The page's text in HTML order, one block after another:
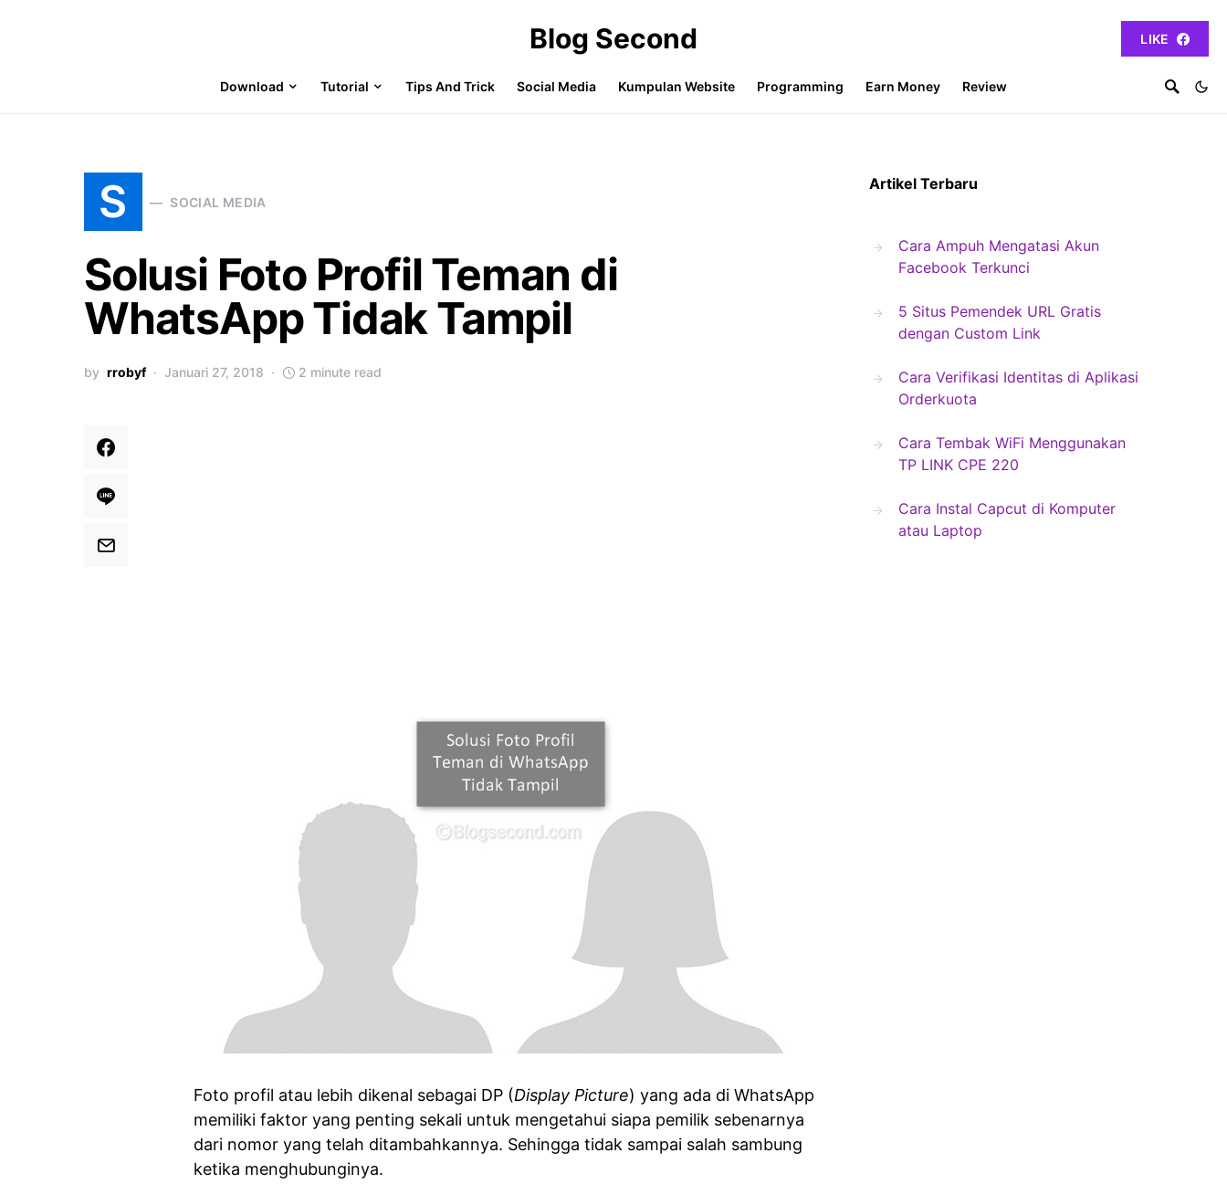
Blog Second LIKE
Download Tutorial Tips And Trick Social Media Kumpulan Website Programming Earn Money Review
S SOCIAL MEDIA
Solusi Foto Profil Teman di
WhatsApp Tidak Tampil
by rrobyf Januari 27, 2018 2 minute read
Foto profil atau lebih dikenal sebagai DP (Display Picture) yang ada di WhatsApp
memiliki faktor yang penting sekali untuk mengetahui siapa pemilik sebenarnya
dari nomor yang telah ditambahkannya. Sehingga tidak sampai salah sambung
ketika menghubunginya.
Artikel Terbaru
Cara Ampuh Mengatasi Akun
Facebook Terkunci
5 Situs Pemendek URL Gratis
dengan Custom Link
Cara Verifikasi Identitas di Aplikasi
Orderkuota
Cara Tembak WiFi Menggunakan
TP LINK CPE 220
Cara Instal Capcut di Komputer
atau Laptop